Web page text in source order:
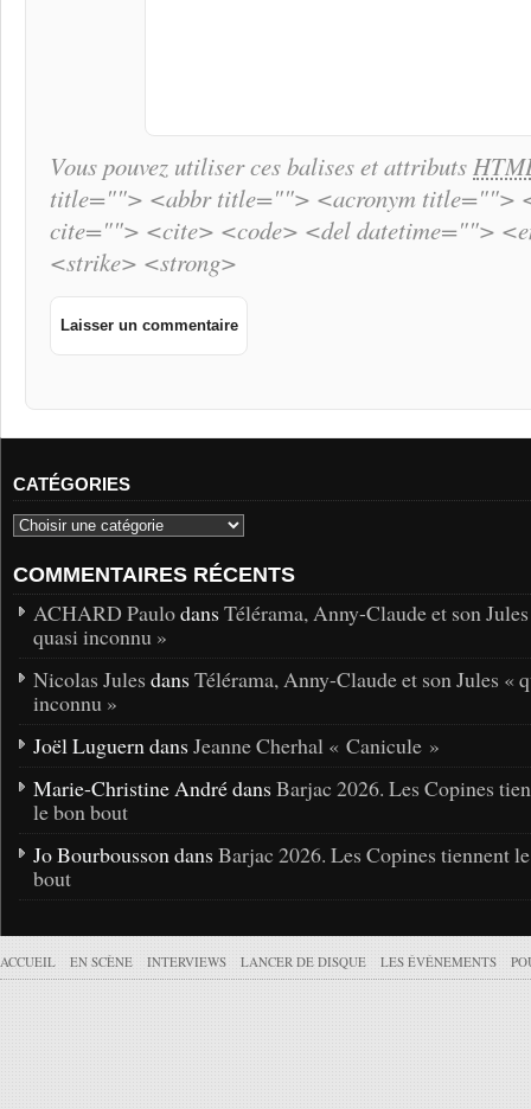
Vous pouvez utiliser ces balises et attributs
title=""> <abbr title=""> <acronym title="">
cite=""> <cite> <code> <del datetime="">
<strike> <strong>
CATÉGORIES
COMMENTAIRES RÉCENTS
ACHARD Paulodans Télérama, Anny-Claude et son
quasi inconnu »
Nicolas Jules dans Télérama, Anny-Claude et son Jules «
inconnu »
Joël Luguern dans Jeanne Cherhal « Canicule »
Marie-Christine André dans Barjac 2026. Les Copines
le bon bout
Jo Bourbousson dans Barjac 2026. Les Copines tiennent
bout
ACCUEIL EN SCÈNE INTERVIEWS LANCER DE DISQUE LES ÉVÉNEMENTS